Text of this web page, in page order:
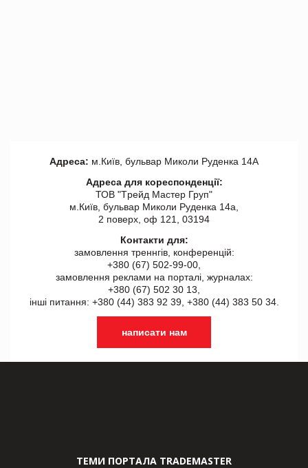
Адреса: м.Київ, бульвар Миколи Руденка 14А
Адреса для кореспонденції:
ТОВ "Tрейд Мастер Груп"
м.Київ, бульвар Миколи Руденка 14а,
2 поверх, оф 121, 03194
Контакти для:
замовлення треннгів, конференцій:
+380 (67) 502-99-00,
замовлення реклами на порталі, журналах:
+380 (67) 502 30 13,
інші питання: +380 (44) 383 92 39, +380 (44) 383 50 34.
написати нам
ТЕМИ ПОРТАЛА TRADEMASTER